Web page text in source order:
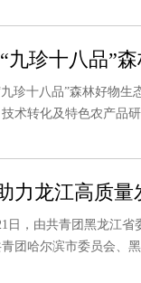
珍十八品”
十八品”森林好物生
术转化及特色农产品
力龙江高质
，由共青团黑龙江省
团哈尔滨市委员会、